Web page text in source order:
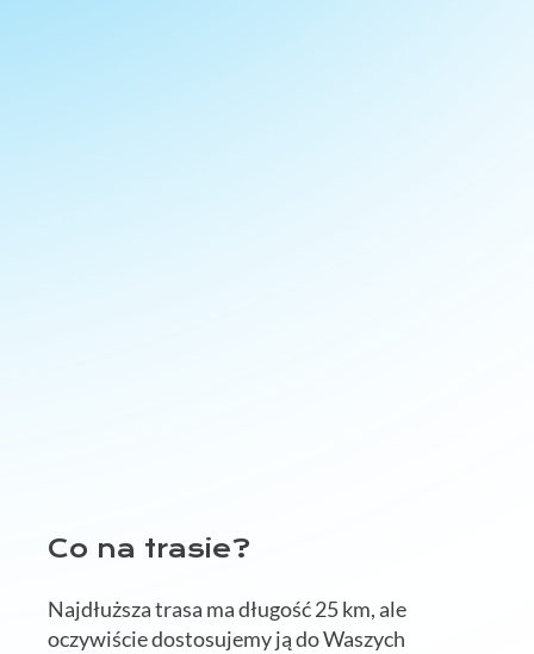
Co na trasie?
Najdłuższa trasa ma długość 25 km, ale
oczywiście dostosujemy ją do Waszych